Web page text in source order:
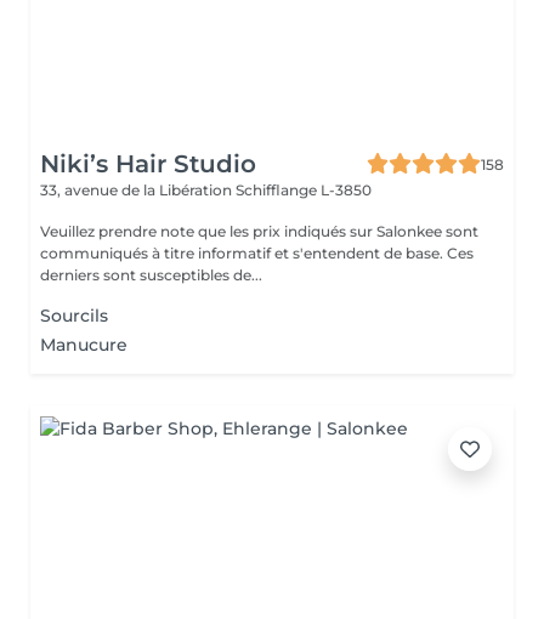
Niki’s Hair Studio
158
33, avenue de la Libération Schifflange L-3850
Veuillez prendre note que les prix indiqués sur Salonkee sont
communiqués à titre informatif et s'entendent de base. Ces
derniers sont susceptibles de...
Sourcils
Manucure